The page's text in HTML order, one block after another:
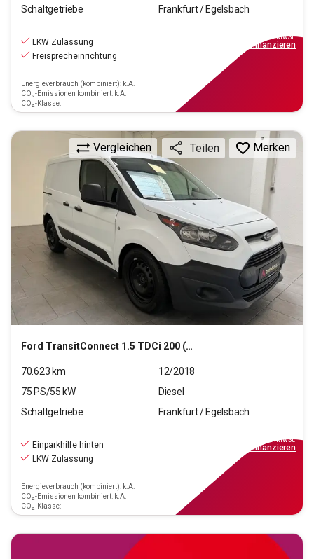
Schaltgetriebe Frankfurt / Egelsbach
LKW Zulassung
Freisprecheinrichtung
Energieverbrauch (kombiniert): k.A.
CO₂-Emissionen kombiniert: k.A.
CO₂-Klasse:
inkl.MwSt.
finanzieren
Ford TransitConnect 1.5 TDCi 200 (L1)
Vergleichen Teilen Merken
70.623 km
12/2018
75 PS/55 kW
Diesel
Schaltgetriebe
Frankfurt / Egelsbach
Einparkhilfe hinten
LKW Zulassung
Energieverbrauch (kombiniert): k.A.
CO₂-Emissionen kombiniert: k.A.
CO₂-Klasse:
inkl.MwSt.
finanzieren